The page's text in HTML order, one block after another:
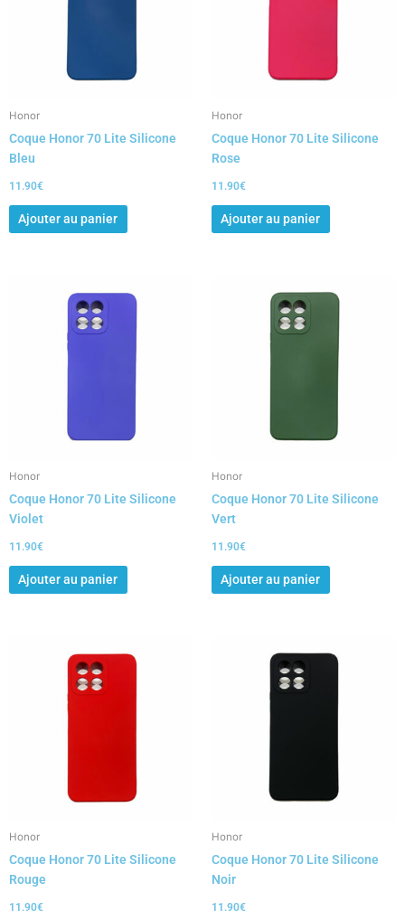
Honor
Coque Honor 70 Lite Silicone
Bleu
11.90€
Ajouter au panier
Honor
Coque Honor 70 Lite Silicone
Rose
11.90€
Ajouter au panier
Honor
Coque Honor 70 Lite Silicone
Violet
11.90€
Ajouter au panier
Honor
Coque Honor 70 Lite Silicone
Vert
11.90€
Ajouter au panier
Honor
Coque Honor 70 Lite Silicone
Rouge
11.90€
Honor
Coque Honor 70 Lite Silicone
Noir
11.90€